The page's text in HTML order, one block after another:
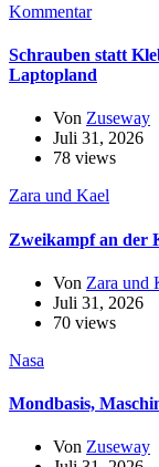
Kommentar
Schrauben statt
Laptopland
Von Zuseway
Juli 31, 2026
78 views
Zara und Kael
Zweikampf an der
Von Zara und
Juli 31, 2026
70 views
Nasa
Mondbasis,
Von Zuseway